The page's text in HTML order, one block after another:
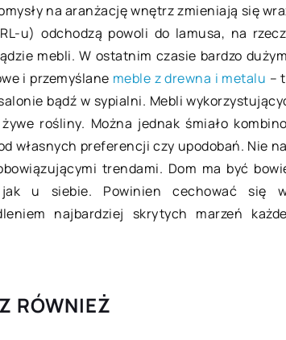
na aranżację wnętrz zmieniają się
u) odchodzą powoli do lamusa, na
mebli. W ostatnim czasie bardzo
i przemyślane meble z drewna i metalu –
bądź w sypialni. Mebli
żywe rośliny. Można jednak śmiało
własnych preferencji czy upodobań. Nie
trendami. Dom ma być
u siebie. Powinien cechować się
najbardziej skrytych marzeń
RÓWNIEŻ
Marketing sieci siłowni – jakie
gadżety sprawdzą się w
rozreklamowaniu firmy?
Odpowiednia strategia
marketingowa to jedna z
działania każdego biznesu.
Właściwie sprofilowane i
dostarczane treści reklamowe
ogromny wpływ nie […]